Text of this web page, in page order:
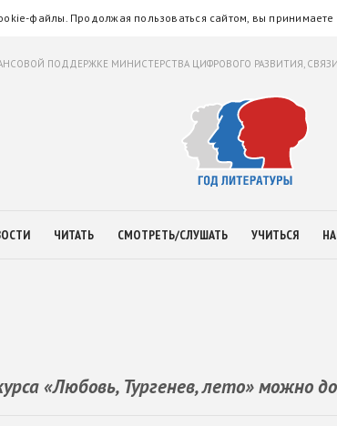
файлы. Продолжая пользоваться сайтом, вы принимаете
ПОДДЕРЖКЕ МИНИСТЕРСТВА ЦИФРОВОГО РАЗВИТИЯ,
ЧИТАТЬ СМОТРЕТЬ/СЛУШАТЬ УЧИТЬСЯ
«Любовь, Тургенев, лето» можно